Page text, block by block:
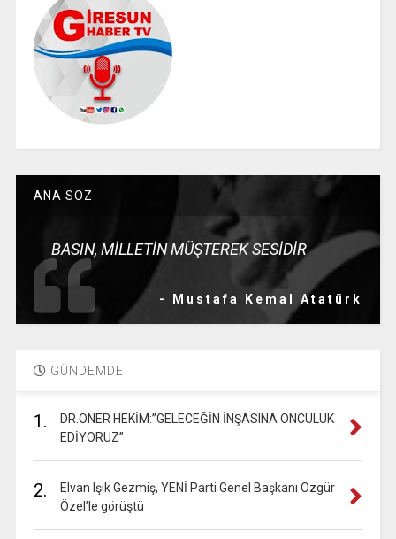
ANA SÖZ
BASIN, MİLLETİN MÜŞTEREK SESİDİR
- Mustafa Kemal Atatürk
GÜNDEMDE
1.
DR.ÖNER HEKİM:”GELECEĞİN İNŞASINA ÖNCÜLÜK
EDİYORUZ”
2.
Elvan Işık Gezmiş, YENİ Parti Genel Başkanı Özgür
Özel’le görüştü